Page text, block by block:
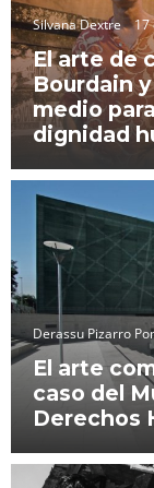
Silvana Dextre 17
El arte de
Bourdain
medio
dignidad
Derassu Pizarro
El arte
caso del
Derechos